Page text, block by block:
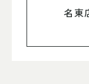
名東